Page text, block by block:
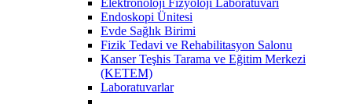
Endoskopi Ünitesi
Evde Sağlık Birimi
Fizik Tedavi ve Rehabilitasyon Salonu
Kanser Teşhis Tarama ve Eğitim Merkezi
(KETEM)
Laboratuvarlar